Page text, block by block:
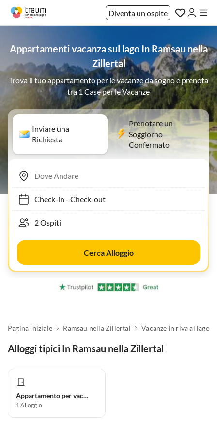
Diventa un ospite
Appartamenti vacanza sul lago In Ramsau nella
Zillertal
Trova il tuo appartamento per le vacanze da sogno e prenota
tra 1 Case per le Vacanze
Inviare una
Richiesta
Prenotare un
Soggiorno
Confermato
Check-in- Check-out
Cerca Alloggio
Pagina Iniziale Ramsau nella Zillertal Vacanze in riva al lago
Alloggi tipici In Ramsau nella Zillertal
Appartamento per vacanze
1Alloggio